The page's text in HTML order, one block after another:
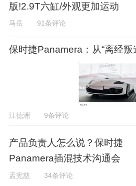
版!2.9T六缸/外观更加运动
马岳 91条评论
保时捷Panamera：从“离经叛
江德洲 9条评论
产品负责人怎么说？保时捷
Panamera插混技术沟通会
孟宪慈 34条评论